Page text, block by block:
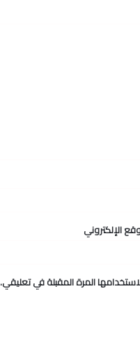
الإلكتروني
المرة المقبلة في تعليقي.